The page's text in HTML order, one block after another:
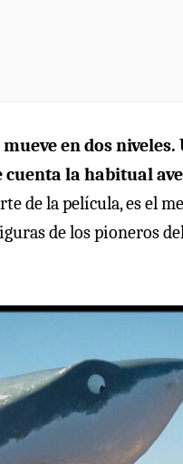
mueve en dos
la habitual
de la película, es el
de los pioneros